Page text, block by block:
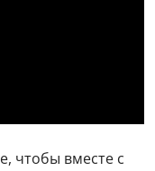
чтобы вместе с